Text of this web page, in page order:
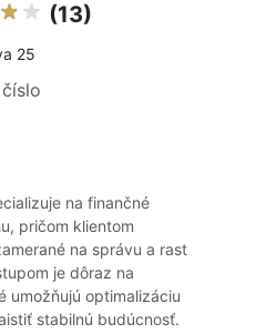
(13)
25
na finančné
pričom klientom
na správu a rast
je dôraz na
umožňujú optimalizáciu
stabilnú budúcnosť.